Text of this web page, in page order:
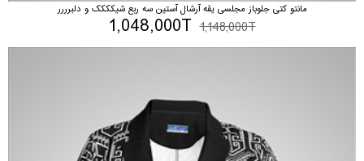
مانتو کتی جلوباز مجلسی یقه آرشال آستین سه ربع شیکککک و دلبرررر
1,148,000T
1,048,000T